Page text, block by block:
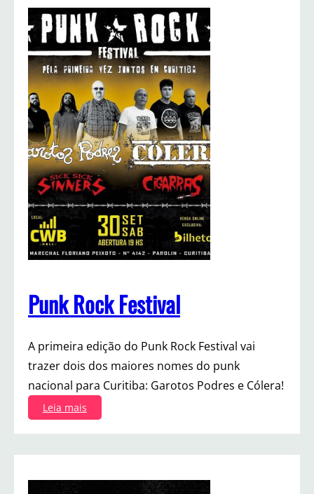
L
e
i
n
d
e
c
k
e
r
e
m
C
u
i
Punk Rock Festival
A primeira edição do Punk Rock Festival vai
trazer dois dos maiores nomes do punk
nacional para Curitiba: Garotos Podres e Cólera!
Leia mais
P
u
R